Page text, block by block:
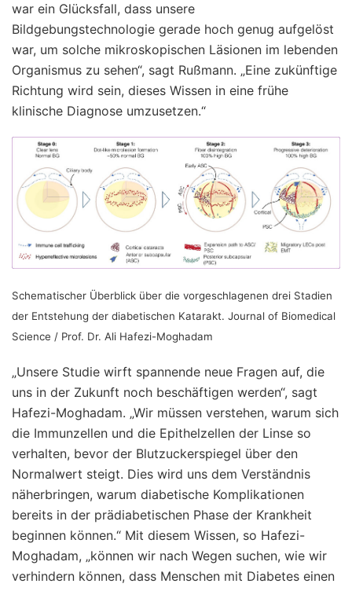
war ein Glücksfall, dass unsere
Bildgebungstechnologie gerade hoch genug aufgelöst
war, um solche mikroskopischen Läsionen im lebenden
Organismus zu sehen“, sagt Rußmann. „Eine zukünftige
Richtung wird sein, dieses Wissen in eine frühe
klinische Diagnose umzusetzen.“
Schematischer Überblick über die vorgeschlagenen drei Stadien
der Entstehung der diabetischen Katarakt. Journal of Biomedical
Science / Prof. Dr. Ali Hafezi-Moghadam
„Unsere Studie wirft spannende neue Fragen auf, die
uns in der Zukunft noch beschäftigen werden“, sagt
Hafezi-Moghadam. „Wir müssen verstehen, warum sich
die Immunzellen und die Epithelzellen der Linse so
verhalten, bevor der Blutzuckerspiegel über den
Normalwert steigt. Dies wird uns dem Verständnis
näherbringen, warum diabetische Komplikationen
bereits in der prädiabetischen Phase der Krankheit
beginnen können.“ Mit diesem Wissen, so Hafezi-
Moghadam, „können wir nach Wegen suchen, wie wir
verhindern können, dass Menschen mit Diabetes einen